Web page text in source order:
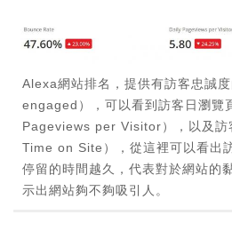
Alexa網站排名，提供有訪客忠誠
engaged），可以看到訪客日瀏覽
Pageviews per Visitor），以及訪
Time on Site），從這裡可以看出
停留的時間越久，代表對於網站的
示出網站夠不夠吸引人。